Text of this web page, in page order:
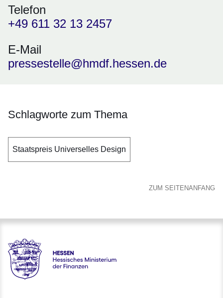
Telefon
+49 611 32 13 2457
E-Mail
pressestelle@hmdf.hessen.de
Schlagworte zum Thema
Staatspreis Universelles Design
ZUM SEITENANFANG
Hessen - Hessisches Ministerium der Finanzen